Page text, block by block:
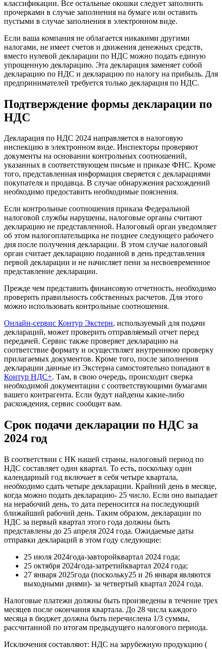
классификации. Все остальные окошки следует заполнить
прочерками в случае заполнения на бумаге или оставить
пустыми в случае заполнения в электронном виде.
Если ваша компания не облагается никакими другими
налогами, не имеет счетов и движения денежных средств,
вместо нулевой декларации по НДС можно подать единую
упрощенную декларацию. Эта декларация заменяет собой
декларацию по НДС и декларацию по налогу на прибыль. Для
предпринимателей требуется только декларация по НДС.
Подтверждение формы декларации по
НДС
Декларация по НДС 2024 направляется в налоговую
инспекцию в электронном виде. Инспекторы проверяют
документы на основании контрольных соотношений,
указанных в соответствующем письме и приказе ФНС. Кроме
того, представленная информация сверяется с декларациями
покупателя и продавца. В случае обнаружения расхождений
необходимо предоставить необходимые пояснения.
Если контрольные соотношения приказа Федеральной
налоговой службы нарушены, налоговые органы считают
декларацию не представленной. Налоговый орган уведомляет
об этом налогоплательщика не позднее следующего рабочего
дня после получения декларации. В этом случае налоговый
орган считает декларацию поданной в день представления
первой декларации и не начисляет пени за несвоевременное
представление декларации.
Прежде чем представить финансовую отчетность, необходимо
проверить правильность собственных расчетов. Для этого
можно использовать контрольные соотношения.
Онлайн-сервис Контур Экстерн, используемый для подачи
деклараций, может проверить отправляемый отчет перед
передачей. Сервис также проверяет декларацию на
соответствие формату и осуществляет внутреннюю проверку
прилагаемых документов. Кроме того, после заполнения
декларации данные из Экстерна самостоятельно попадают в
Контур НДС+. Там, в свою очередь, происходит сверка
необходимой документации с соответствующими бумагами
вашего контрагента. Если будут найдены какие-либо
расхождения, сервис сообщит вам.
Срок подачи декларации по НДС за
2024 год
В соответствии с НК нашей страны, налоговый период по
НДС составляет один квартал. То есть, поскольку один
календарный год включает в себя четыре квартала,
необходимо сдать четыре декларации. Крайний день в месяце,
когда можно подать декларацию- 25 число. Если оно выпадает
на нерабочий день, то дата переносится на последующий
ближайший рабочий день. Таким образом, декларации по
НДС за первый квартал этого года должны быть
представлены до 25 апреля 2024 года. Ожидаемые даты
отправки деклараций в этом году следующие:
25 июля 2024года-завторойквартал 2024 года;
25 октября 2024года-затретийквартал 2024 года;
27 января 2025года (поскольку25 и 26 января являются
выходными днями)- за четвертый квартал 2024 года.
Налоговые платежи должны быть произведены в течение трех
месяцев после окончания квартала. До 28 числа каждого
месяца в бюджет должна быть перечислена 1/3 суммы,
рассчитанной по итогам предыдущего налогового периода.
Исключения составляют: НДС на зарубежную продукцию (